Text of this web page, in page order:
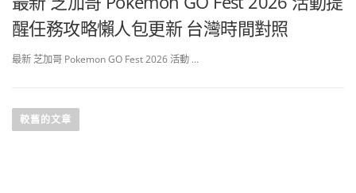
醒任務攻略懶人包更新 台灣時間對照
最新 芝加哥 Pokemon GO Fest 2026 活動 …
章
較舊的文章